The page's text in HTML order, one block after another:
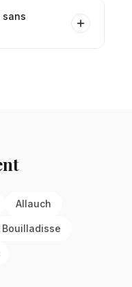
sans
Allauch
Bouilladisse